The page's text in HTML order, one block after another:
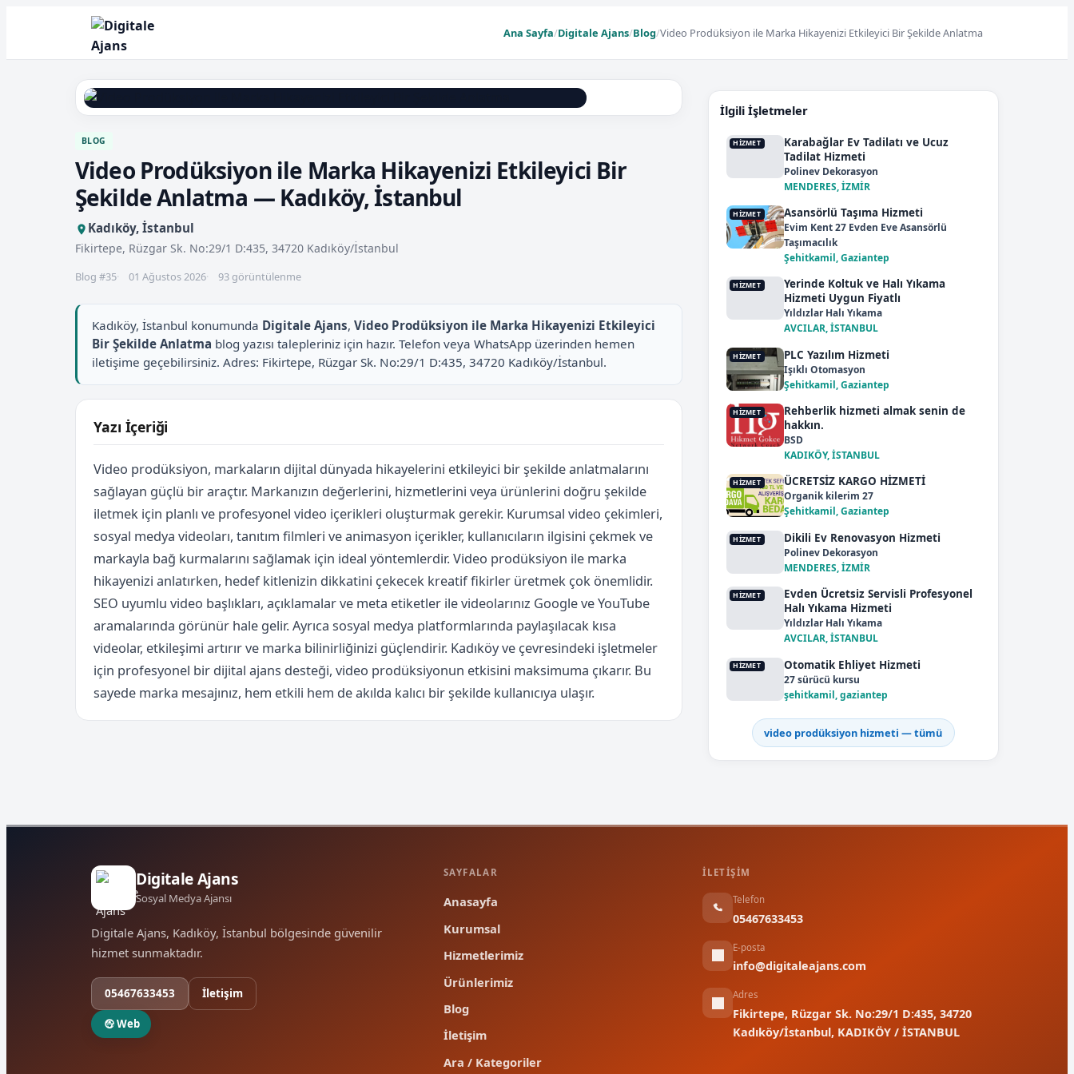
Ana Sayfa/Digitale Ajans/Blog/Video Prodüksiyon ile Marka Hikayenizi Etkileyici Bir Şekilde Anlatma
BLOG
Video Prodüksiyon ile Marka Hikayenizi Etkileyici Bir
Şekilde Anlatma — Kadıköy, İstanbul
Kadıköy, İstanbul
Fikirtepe, Rüzgar Sk. No:29/1 D:435, 34720 Kadıköy/İstanbul
Blog #35 01 Ağustos 2026 93 görüntülenme
Kadıköy, İstanbul konumunda Digitale Ajans, Video Prodüksiyon ile Marka Hikayenizi Etkileyici
Bir Şekilde Anlatma blog yazısı talepleriniz için hazır. Telefon veya WhatsApp üzerinden hemen
iletişime geçebilirsiniz. Adres: Fikirtepe, Rüzgar Sk. No:29/1 D:435, 34720 Kadıköy/İstanbul.
Yazı İçeriği
Video prodüksiyon, markaların dijital dünyada hikayelerini etkileyici bir şekilde anlatmalarını
sağlayan güçlü bir araçtır. Markanızın değerlerini, hizmetlerini veya ürünlerini doğru şekilde
iletmek için planlı ve profesyonel video içerikleri oluşturmak gerekir. Kurumsal video çekimleri,
sosyal medya videoları, tanıtım filmleri ve animasyon içerikler, kullanıcıların ilgisini çekmek ve
markayla bağ kurmalarını sağlamak için ideal yöntemlerdir. Video prodüksiyon ile marka
hikayenizi anlatırken, hedef kitlenizin dikkatini çekecek kreatif fikirler üretmek çok önemlidir.
SEO uyumlu video başlıkları, açıklamalar ve meta etiketler ile videolarınız Google ve YouTube
aramalarında görünür hale gelir. Ayrıca sosyal medya platformlarında paylaşılacak kısa
videolar, etkileşimi artırır ve marka bilinirliğinizi güçlendirir. Kadıköy ve çevresindeki işletmeler
için profesyonel bir dijital ajans desteği, video prodüksiyonun etkisini maksimuma çıkarır. Bu
sayede marka mesajınız, hem etkili hem de akılda kalıcı bir şekilde kullanıcıya ulaşır.
İlgili İşletmeler
HIZMET
Karabağlar Ev Tadilatı ve Ucuz
Tadilat Hizmeti
Polinev Dekorasyon
MENDERES, İZMİR
HIZMET Asansörlü Taşıma Hizmeti
Evim Kent 27 Evden Eve Asansörlü
Taşımacılık
Şehitkamil, Gaziantep
HIZMET
Yerinde Koltuk ve Halı Yıkama
Hizmeti Uygun Fiyatlı
Yıldızlar Halı Yıkama
AVCILAR, İSTANBUL
HIZMET PLC Yazılım Hizmeti
Işıklı Otomasyon
Şehitkamil, Gaziantep
HIZMET
Rehberlik hizmeti almak senin de
hakkın.
BSD
KADIKÖY, İSTANBUL
HIZMET ÜCRETSİZ KARGO HİZMETİ
Organik kilerim 27
Şehitkamil, Gaziantep
HIZMET Dikili Ev Renovasyon Hizmeti
Polinev Dekorasyon
MENDERES, İZMİR
HIZMET
Evden Ücretsiz Servisli Profesyonel
Halı Yıkama Hizmeti
Yıldızlar Halı Yıkama
AVCILAR, İSTANBUL
HIZMET Otomatik Ehliyet Hizmeti
27 sürücü kursu
şehitkamil, gaziantep
video prodüksiyon hizmeti — tümü
Digitale Ajans
Sosyal Medya Ajansı
Digitale Ajans, Kadıköy, İstanbul bölgesinde güvenilir
hizmet sunmaktadır.
05467633453 İletişim
Web
SAYFALAR
Anasayfa
Kurumsal
Hizmetlerimiz
Ürünlerimiz
Blog
İletişim
Ara / Kategoriler
İLETIŞIM
Telefon
05467633453
E-posta
info@digitaleajans.com
Adres
Fikirtepe, Rüzgar Sk. No:29/1 D:435, 34720
Kadıköy/İstanbul, KADIKÖY / İSTANBUL